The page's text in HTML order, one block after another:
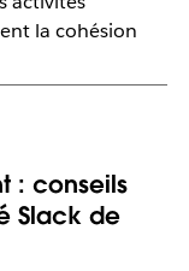
la cohésion
: conseils
Slack de